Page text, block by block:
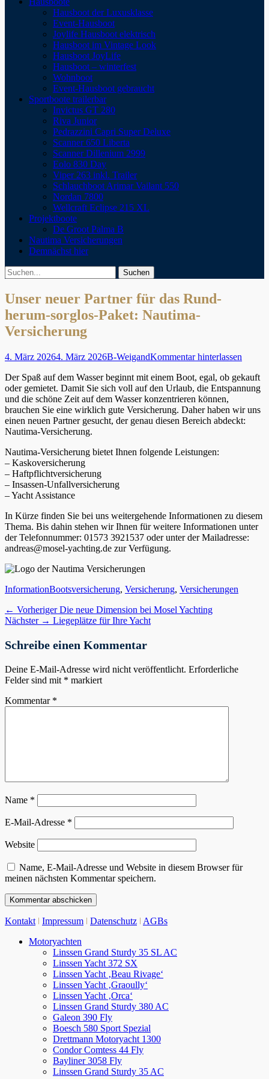
Hausboot der Luxusklasse
Event-Hausboot
Joylife Hausboot elektrisch
Hausboot im Vintage Look
Hausboot JoyLife
Hausboot – winterfest
Wohnboot
Event-Hausboot gebraucht
Sportboote trailerbar
Invictus GT 280
Riva Junior
Pedrazzini Capri Super Deluxe
Scanner 650 Liberta
Scanner Dillenium 2999
Eolo 830 Day
Viper 263 inkl. Trailer
Schlauchboot Arimar Vailant 550
Nordan 7800
Wellcraft Eclipse 215 XL
Projektboote
De Groot Palma B
Nautima Versicherungen
Demnächst hier
Suchen
Suchen
nach:
Unser neuer Partner für das Rund-
herum-sorglos-Paket: Nautima-
Versicherung
Veröffentlicht
4. März 20264. März 2026Autor
B-WeigandKommentar hinterlassen
Der Spaß auf dem Wasser beginnt mit einem Boot, egal, ob gekauft
oder gemietet. Damit Sie sich voll auf den Urlaub, die Entspannung
und die schöne Zeit auf dem Wasser konzentrieren können,
brauchen Sie eine wirklich gute Versicherung. Daher haben wir uns
einen neuen Partner gesucht, der genau diesen Bereich abdeckt:
Nautima-Versicherung.
Nautima-Versicherung bietet Ihnen folgende Leistungen:
– Kaskoversicherung
– Haftpflichtversicherung
– Insassen-Unfallversicherung
– Yacht Assistance
In Kürze finden Sie bei uns weitergehende Informationen zu diesem
Thema. Bis dahin stehen wir Ihnen für weitere Informationen unter
der Telefonnummer: 01573 3921537 oder unter der Mailadresse:
andreas@mosel-yachting.de zur Verfügung.
Kategorien
InformationSchlagworte
Bootsversicherung, Versicherung, Versicherungen
Beitragsnavigation
← Vorheriger Vorheriger
Beitrag:
Die neue Dimension bei Mosel Yachting
Nächster → Nächster
Liegeplätze für Ihre Yacht
Schreibe einen Kommentar
Deine E-Mail-Adresse wird nicht veröffentlicht. Erforderliche
Felder sind mit * markiert
Kommentar *
Name *
E-Mail-Adresse *
Website
Name, E-Mail-Adresse und Website in diesem Browser für
meinen nächsten Kommentar speichern.
Kontakt ǀ Impressum ǀ Datenschutz ǀ AGBs
oben
Motoryachten
Linssen Grand Sturdy 35 SL AC
Linssen Yacht 372 SX
Linssen Yacht ‚Beau Rivage‘
Linssen Yacht ‚Graoully‘
Linssen Yacht ‚Orca‘
Linssen Grand Sturdy 380 AC
Galeon 390 Fly
Boesch 580 Sport Spezial
Drettmann Motoryacht 1300
Condor Comtess 44 Fly
Bayliner 3058 Fly
Linssen Grand Sturdy 35 AC